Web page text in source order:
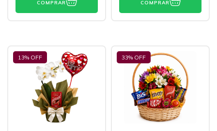
COMPRAR COMPRAR
13% OFF 33% OFF